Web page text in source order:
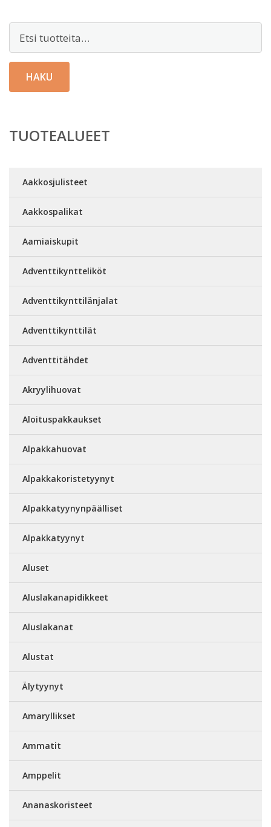
HAKU
TUOTEALUEET
Aakkosjulisteet
Aakkospalikat
Aamiaiskupit
Adventtikyntteliköt
Adventtikynttilänjalat
Adventtikynttilät
Adventtitähdet
Akryylihuovat
Aloituspakkaukset
Alpakkahuovat
Alpakkakoristetyynyt
Alpakkatyynynpäälliset
Alpakkatyynyt
Aluset
Aluslakanapidikkeet
Aluslakanat
Alustat
Älytyynyt
Amaryllikset
Ammatit
Amppelit
Ananaskoristeet